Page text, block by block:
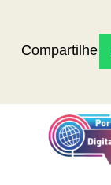
Compartilhe